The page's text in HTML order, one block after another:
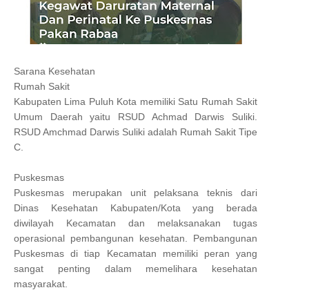
Sarana Kesehatan
Rumah Sakit
Kabupaten Lima Puluh Kota memiliki Satu Rumah Sakit
Umum Daerah yaitu RSUD Achmad Darwis Suliki.
RSUD Amchmad Darwis Suliki adalah Rumah Sakit Tipe
C.
Puskesmas
Puskesmas merupakan unit pelaksana teknis dari
Dinas Kesehatan Kabupaten/Kota yang berada
diwilayah Kecamatan dan melaksanakan tugas
operasional pembangunan kesehatan. Pembangunan
Puskesmas di tiap Kecamatan memiliki peran yang
sangat penting dalam memelihara kesehatan
masyarakat.